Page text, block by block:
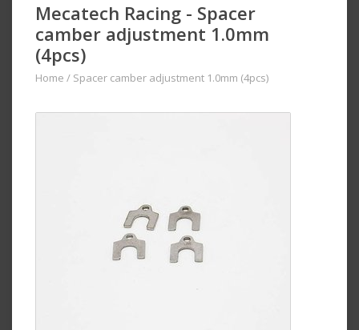
Mecatech Racing - Spacer
camber adjustment 1.0mm
(4pcs)
Home / Spacer camber adjustment 1.0mm (4pcs)